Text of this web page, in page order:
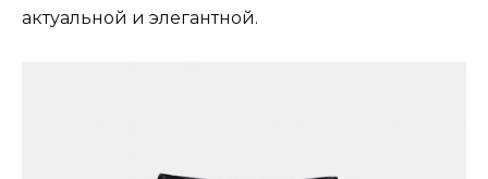
актуальной и элегантной.